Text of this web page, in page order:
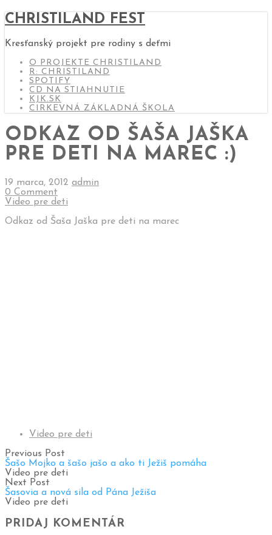
CHRISTILAND FEST
Kresťanský projekt pre rodiny s deťmi
O PROJEKTE CHRISTILAND
R: CHRISTILAND
SPOTIFY
CD NA STIAHNUTIE
KJK.SK
CIRKEVNÁ ZÁKLADNÁ ŠKOLA
ODKAZ OD ŠAŠA JAŠKA
PRE DETI NA MAREC :)
19 marca, 2012 admin
0 Comment
Video pre deti
Odkaz od Šaša Jaška pre deti na marec
Video pre deti
Previous Post
Šašo Mojko a šašo jašo a ako ti Ježiš pomáha
Video pre deti
Next Post
Šasovia a nová sila od Pána Ježiša
Video pre deti
PRIDAJ KOMENTÁR